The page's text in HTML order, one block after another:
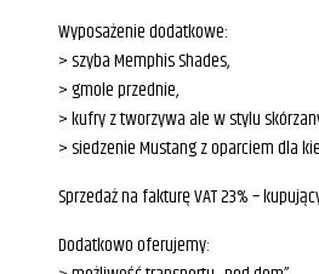
Wyposażenie dodatkowe:
> szyba Memphis Shades,
> gmole przednie,
> kufry z tworzywa ale w stylu
> siedzenie Mustang z oparciem dla
Sprzedaż na fakturę VAT 23% –
Dodatkowo oferujemy: